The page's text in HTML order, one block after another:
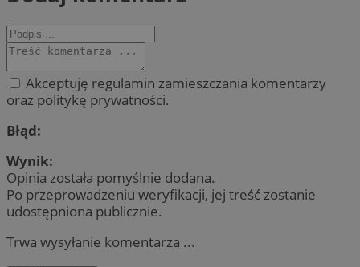
Akceptuję regulamin zamieszczania komentarzy
oraz politykę prywatności.
Błąd:
Wynik:
Opinia została pomyślnie dodana.
Po przeprowadzeniu weryfikacji, jej treść zostanie
udostępniona publicznie.
Trwa wysyłanie komentarza ...